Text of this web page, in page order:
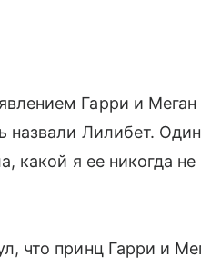
Гарри и
назвали Лилибет.
какой я ее никогда
что принц Гарри и